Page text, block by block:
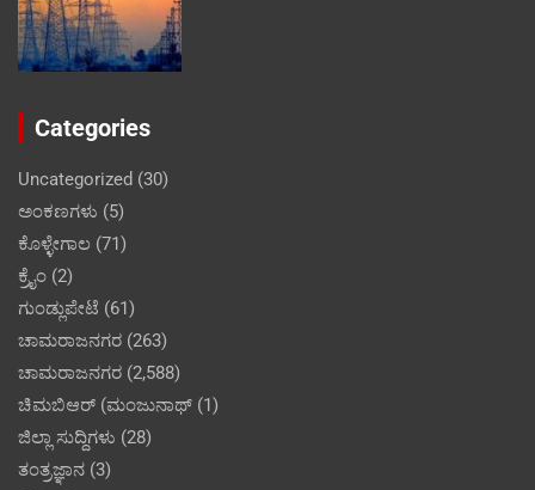
Categories
Uncategorized (30)
ಅಂಕಣಗಳು (5)
ಕೊಳ್ಳೇಗಾಲ (71)
ಕ್ರೈಂ (2)
ಗುಂಡ್ಲುಪೇಟೆ (61)
ಚಾಮರಾಜನಗರ (263)
ಚಾಮರಾಜನಗರ (2,588)
ಚಿಮಬಿಆರ್ (ಮಂಜುನಾಥ್ (1)
ಜಿಲ್ಲಾ ಸುದ್ದಿಗಳು (28)
ತಂತ್ರಜ್ಞಾನ (3)